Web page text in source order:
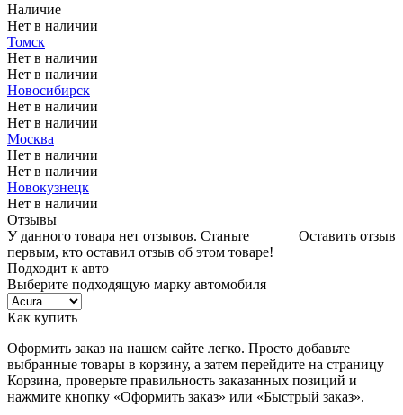
Наличие
Нет в наличии
Томск
Нет в наличии
Нет в наличии
Новосибирск
Нет в наличии
Нет в наличии
Москва
Нет в наличии
Нет в наличии
Новокузнецк
Нет в наличии
Отзывы
Оставить отзыв
У данного товара нет отзывов. Станьте
первым, кто оставил отзыв об этом товаре!
Подходит к авто
Выберите подходящую марку автомобиля
Как купить
Оформить заказ на нашем сайте легко. Просто добавьте
выбранные товары в корзину, а затем перейдите на страницу
Корзина, проверьте правильность заказанных позиций и
нажмите кнопку «Оформить заказ» или «Быстрый заказ».